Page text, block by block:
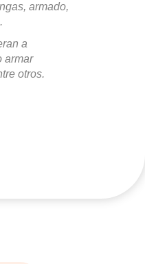
armado,
a
armar
otros.